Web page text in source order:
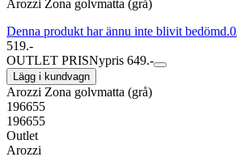
Arozzi Zona golvmatta (grå)
Denna produkt har ännu inte blivit bedömd.0
519.-
OUTLET PRISNypris 649.-
Lägg i kundvagn
Arozzi Zona golvmatta (grå)
196655
196655
Outlet
Arozzi